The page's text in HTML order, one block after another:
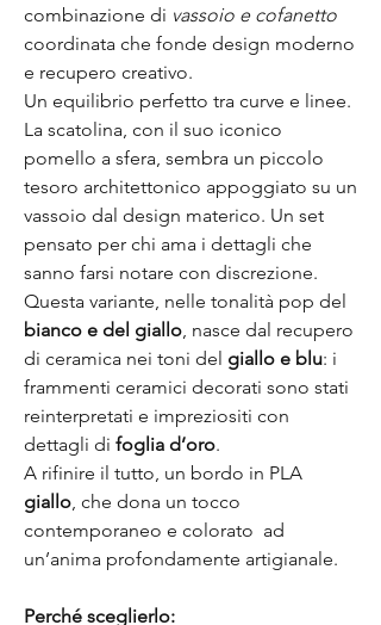
combinazione di vassoio e cofanetto
coordinata che fonde design moderno
e recupero creativo.
Un equilibrio perfetto tra curve e linee.
La scatolina, con il suo iconico
pomello a sfera, sembra un piccolo
tesoro architettonico appoggiato su un
vassoio dal design materico. Un set
pensato per chi ama i dettagli che
sanno farsi notare con discrezione.
Questa variante, nelle tonalità pop del
bianco e del giallo, nasce dal recupero
di ceramica nei toni del giallo e blu: i
frammenti ceramici decorati sono stati
reinterpretati e impreziositi con
dettagli di foglia d’oro.
A rifinire il tutto, un bordo in PLA
giallo, che dona un tocco
contemporaneo e colorato ad
un’anima profondamente artigianale.
Perché sceglierlo: